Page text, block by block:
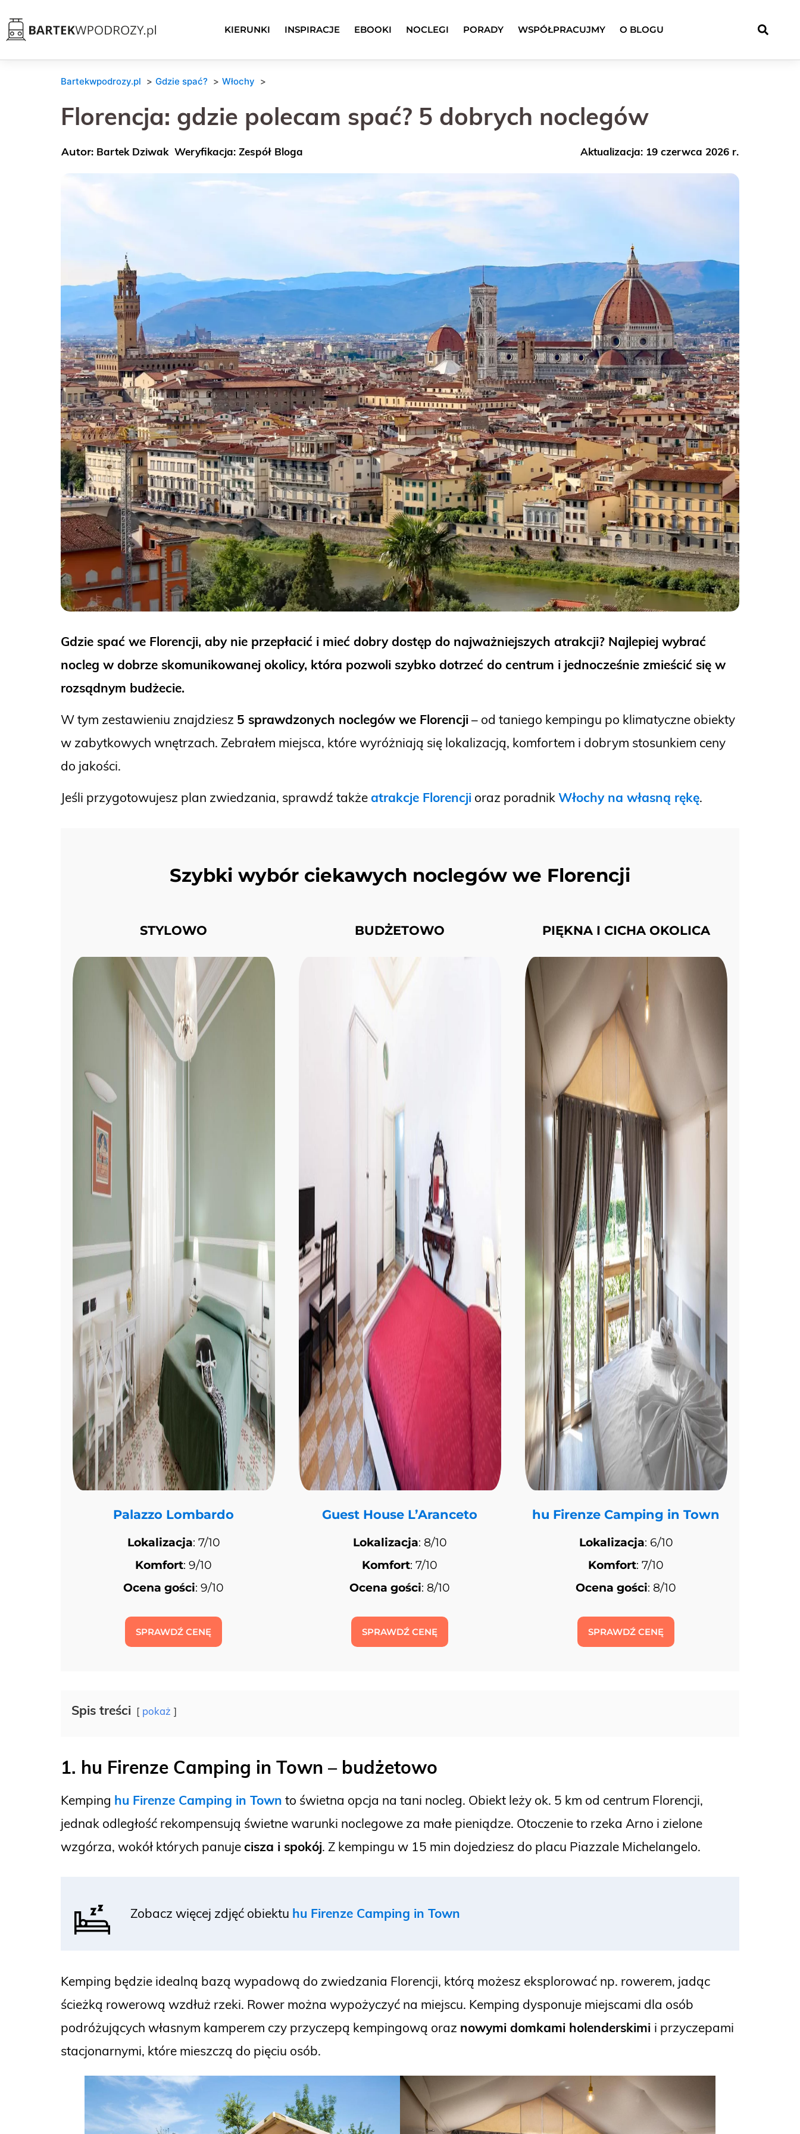
KIERUNKI INSPIRACJE EBOOKI NOCLEGI PORADY WSPÓŁPRACUJMY O BLOGU
Bartekwpodrozy.pl Gdzie spać? Włochy
Florencja: gdzie polecam spać? 5 dobrych noclegów
Bartek Dziwak Weryfikacja: Zespół Bloga Aktualizacja: 19 czerwca 2026 r.
Gdzie spać we Florencji, aby nie przepłacić i mieć dobry dostęp do najważniejszych atrakcji? Najlepiej wybrać
nocleg w dobrze skomunikowanej okolicy, która pozwoli szybko dotrzeć do centrum i jednocześnie zmieścić się w
rozsądnym budżecie.
W tym zestawieniu znajdziesz 5 sprawdzonych noclegów we Florencji– od taniego kempingu po klimatyczne obiekty
w zabytkowych wnętrzach. Zebrałem miejsca, które wyróżniają się lokalizacją, komfortem i dobrym stosunkiem ceny
do jakości.
Jeśli przygotowujesz plan zwiedzania, sprawdź takżeatrakcje Florencji oraz poradnikWłochy na własną rękę.
Szybki wybór ciekawych noclegów we Florencji
STYLOWO
Palazzo Lombardo
Lokalizacja: 7/10
Komfort: 9/10
Ocena gości: 9/10
SPRAWDŹ CENĘ
BUDŻETOWO
Guest House L’Aranceto
Lokalizacja: 8/10
Komfort: 7/10
Ocena gości: 8/10
SPRAWDŹ CENĘ
PIĘKNA I CICHA OKOLICA
hu Firenze Camping in Town
Lokalizacja: 6/10
Komfort: 7/10
Ocena gości: 8/10
SPRAWDŹ CENĘ
Spis treści pokaż
1. hu Firenze Camping in Town – budżetowo
Kemping hu Firenze Camping in Town to świetna opcja na tani nocleg. Obiekt leży ok. 5 km od centrum Florencji,
jednak odległość rekompensują świetne warunki noclegowe za małe pieniądze. Otoczenie to rzeka Arno i zielone
wzgórza, wokół których panujecisza i spokój. Z kempingu w 15 min dojedziesz do placu Piazzale Michelangelo.
Zobacz więcej zdjęć obiektu hu Firenze Camping in Town
Kemping będzie idealną bazą wypadową do zwiedzania Florencji, którą możesz eksplorować np. rowerem, jadąc
ścieżką rowerową wzdłuż rzeki. Rower można wypożyczyć na miejscu. Kemping dysponuje miejscami dla osób
podróżujących własnym kamperem czy przyczepą kempingową oraz nowymi domkami holenderskimi i przyczepami
stacjonarnymi, które mieszczą do pięciu osób.